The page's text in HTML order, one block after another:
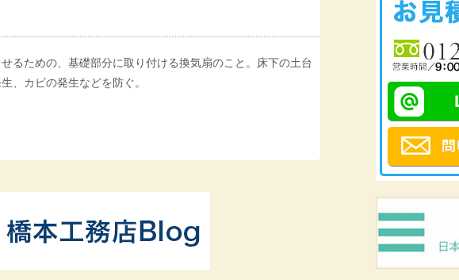
るための、基礎部分に取り付ける換気扇のこと。床下の土台
、カビの発生などを防ぐ。